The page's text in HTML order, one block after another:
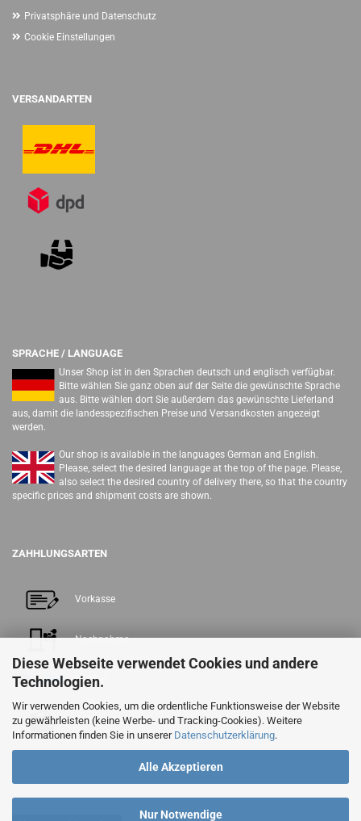
Diese Webseite verwendet Cookies und andere
Technologien.
Wir verwenden Cookies, um die ordentliche Funktionsweise der Website
zu gewährleisten (keine Werbe- und Tracking-Cookies). Weitere
Informationen finden Sie in unserer Datenschutzerklärung.
Alle Akzeptieren
Nur Notwendige
Privatsphäre und Datenschutz
Cookie Einstellungen
VERSANDARTEN
SPRACHE / LANGUAGE
Unser Shop ist in den Sprachen deutsch und englisch verfügbar.
Bitte wählen Sie ganz oben auf der Seite die gewünschte Sprache
aus. Bitte wählen dort Sie außerdem das gewünschte Lieferland
aus, damit die landesspezifischen Preise und Versandkosten angezeigt
werden.
Our shop is available in the languages German and English.
Please, select the desired language at the top of the page. Please,
also select the desired country of delivery there, so that the country
specific prices and shipment costs are shown.
ZAHHLUNGSARTEN
Vorkasse
Nachnahme
PayPal
Barzahlung